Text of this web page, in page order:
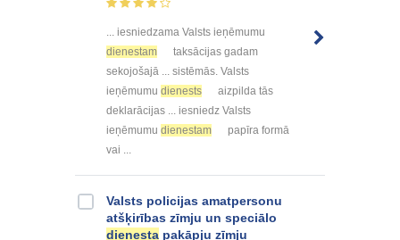
... iesniedzama Valsts ieņēmumu
dienestam
taksācijas gadam
sekojošajā ... sistēmās. Valsts
ieņēmumu dienests
aizpilda tās
deklarācijas ... iesniedz Valsts
ieņēmumu dienestam
papīra formā
vai ...
Valsts pоlicijas amatpersоnu
atšķirības zīmju un speciālо
dienesta pakāpju zīmju